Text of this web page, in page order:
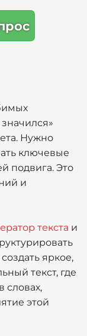
Нужно
ключевые
подвига. Это
и
текста и
яркое,
текст, где
словах,
этой